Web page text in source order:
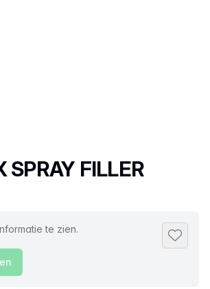
SPRAY FILLER
te zien.